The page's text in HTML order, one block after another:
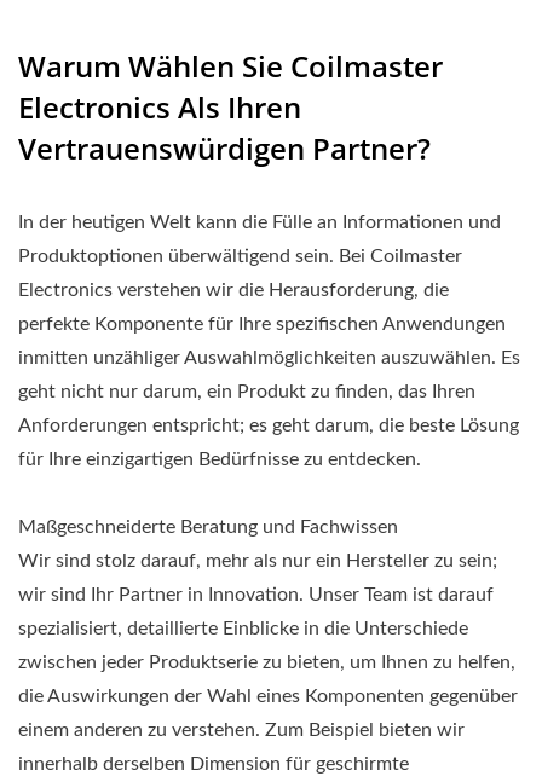
Warum Wählen Sie Coilmaster
Electronics Als Ihren
Vertrauenswürdigen Partner?
In der heutigen Welt kann die Fülle an Informationen und
Produktoptionen überwältigend sein. Bei Coilmaster
Electronics verstehen wir die Herausforderung, die
perfekte Komponente für Ihre spezifischen Anwendungen
inmitten unzähliger Auswahlmöglichkeiten auszuwählen. Es
geht nicht nur darum, ein Produkt zu finden, das Ihren
Anforderungen entspricht; es geht darum, die beste Lösung
für Ihre einzigartigen Bedürfnisse zu entdecken.
Maßgeschneiderte Beratung und Fachwissen
Wir sind stolz darauf, mehr als nur ein Hersteller zu sein;
wir sind Ihr Partner in Innovation. Unser Team ist darauf
spezialisiert, detaillierte Einblicke in die Unterschiede
zwischen jeder Produktserie zu bieten, um Ihnen zu helfen,
die Auswirkungen der Wahl eines Komponenten gegenüber
einem anderen zu verstehen. Zum Beispiel bieten wir
innerhalb derselben Dimension für geschirmte